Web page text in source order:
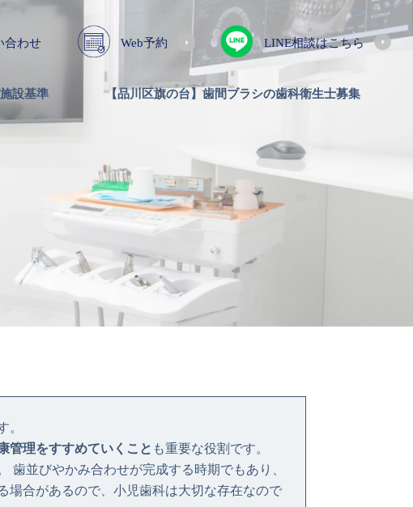
合わせ Web予約 LINE相談はこちら
施設基準 【品川区旗の台】歯間ブラシの歯科衛生士募集
。
管理をすすめていくこと も重要な役割です。
並びやかみ合わせが完成する時期でもあり、
場合があるので、小児歯科は大切な存在なので